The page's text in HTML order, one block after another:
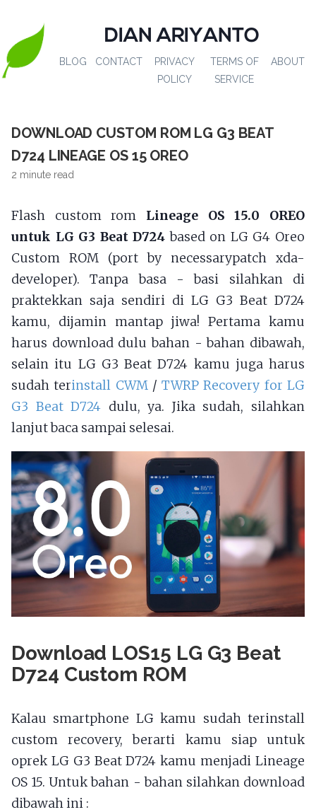
DIAN ARIYANTO
BLOG CONTACT
PRIVACY
POLICY
TERMS OF
SERVICE
ABOUT
DOWNLOAD CUSTOM ROM LG G3 BEAT
D724 LINEAGE OS 15 OREO
2 minute read
Flash custom rom Lineage OS 15.0 OREO
untuk LG G3 Beat D724 based on LG G4 Oreo
Custom ROM (port by necessarypatch xda-
developer). Tanpa basa - basi silahkan di
praktekkan saja sendiri di LG G3 Beat D724
kamu, dijamin mantap jiwa! Pertama kamu
harus download dulu bahan - bahan dibawah,
selain itu LG G3 Beat D724 kamu juga harus
sudah terinstall CWM/TWRP Recovery for LG
G3 Beat D724 dulu, ya. Jika sudah, silahkan
lanjut baca sampai selesai.
Download LOS15 LG G3 Beat
D724 Custom ROM
Kalau smartphone LG kamu sudah terinstall
custom recovery, berarti kamu siap untuk
oprek LG G3 Beat D724 kamu menjadi Lineage
OS 15. Untuk bahan - bahan silahkan download
dibawah ini :